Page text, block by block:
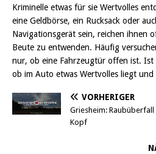
Kriminelle etwas für sie Wertvolles
eine Geldbörse, ein Rucksack oder
Navigationsgerät sein, reichen ihnen
Beute zu entwenden. Häufig
nur, ob eine Fahrzeugtür offen ist. Ist
ob im Auto etwas Wertvolles liegt und
VORHERIGER
Griesheim:
Kopf